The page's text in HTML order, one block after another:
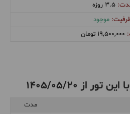
3.5 روزه
موجود
19,500,000 تومان
با این تور از 1405/05/20
مدت